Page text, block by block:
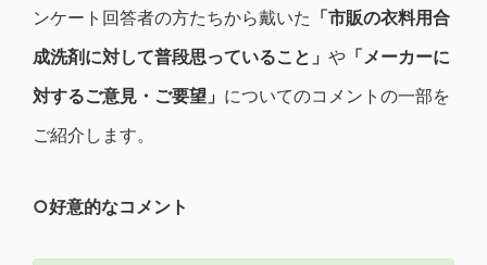
ンケート回答者の方たちから戴いた 「市販の衣料用合
成洗剤に対して普段思っていること」 や 「メーカーに
対するご意見・ご要望」 についてのコメントの一部を
ご紹介します。
○好意的なコメント